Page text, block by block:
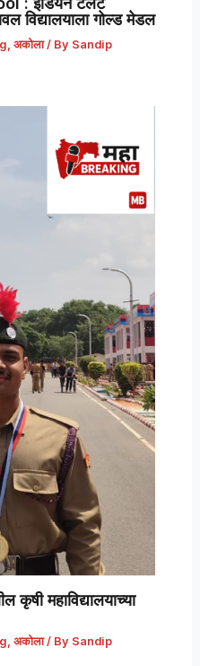
विद्यालयाला गोल्ड मेडल
, अकोला/ By Sandip
महाविद्यालयाच्या
अकोला/ By Sandip